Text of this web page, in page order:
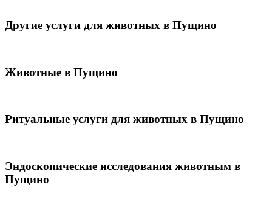
Другие услуги для животных в Пущино
Животные в Пущино
Ритуальные услуги для животных в Пущино
Эндоскопические исследования животным в
Пущино